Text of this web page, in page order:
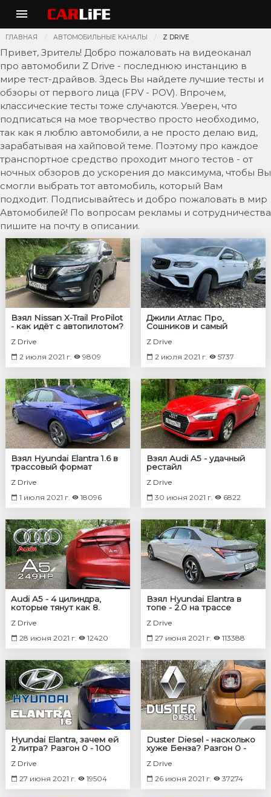
ГЛАВНАЯ АВТОМОБИЛЬНЫЕ КАНАЛЫ Z DRIVE
Привет, Зритель! Добро пожаловать на видеоканал
про автомобили Z Drive - последнюю инстанцию в
мире тест-драйвов. Здесь Вы найдете лучшие тесты и
обзоры от первого лица (FPV - POV). Впрочем,
классические тесты тоже случаются. Уверен, что
подписаться на мое творчество просто необходимо,
так как я люблю автомобили, а не просто делаю вид,
зарабатывая на хайповой теме. Поэтому про каждое
транспортное средство проходит много тестов - от
ночных обзоров до ускорения до максимума, чтобы Вы
смогли выбрать тот автомобиль, который Вам
подходит. Подписывайтесь и добро пожаловать в мир
Автомобилей! По вопросам рекламы и сотрудничества
пишите на почту в описании.
Взял Nissan X-Trail ProPilot
- как идёт с автопилотом?
Qashqai также
Z Drive
2 июля 2021 г.
9809
Джили Атлас Про,
Сошников и самый
Карабаш
Z Drive
2 июля 2021 г.
5737
Взял Hyundai Elantra 1.6 в
трассовый формат
Z Drive
1 июля 2021 г.
18096
Взял Audi A5 - удачный
рестайл
Z Drive
30 июня 2021 г.
6822
Audi A5 - 4 цилиндра,
которые тянут как 8.
Z Drive
28 июня 2021 г.
12420
Взял Hyundai Elantra в
топе - 2.0 на трассе
Z Drive
27 июня 2021 г.
113388
Hyundai Elantra, зачем ей
2 литра? Разгон 0 - 100
Z Drive
27 июня 2021 г.
19504
Duster Diesel - насколько
хуже Бенза? Разгон 0 -
Z Drive
26 июня 2021 г.
37274